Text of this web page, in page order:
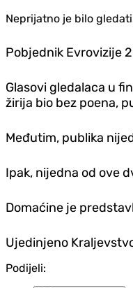
Neprijatno je bilo
Pobjednik Evrovizije
Glasovi gledalaca u
žirija bio bez poena,
Međutim, publika
Ipak, nijedna od ove
Domaćine je
Ujedinjeno
Podijeli: